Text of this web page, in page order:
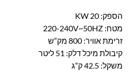
הספק: 20 KW
מטח: 220-240V~50HZ
זרימת אוויר: 800 מק”ש
קיבולת מיכל דלק: 51 ליטר
משקל: 42.5 ק”ג